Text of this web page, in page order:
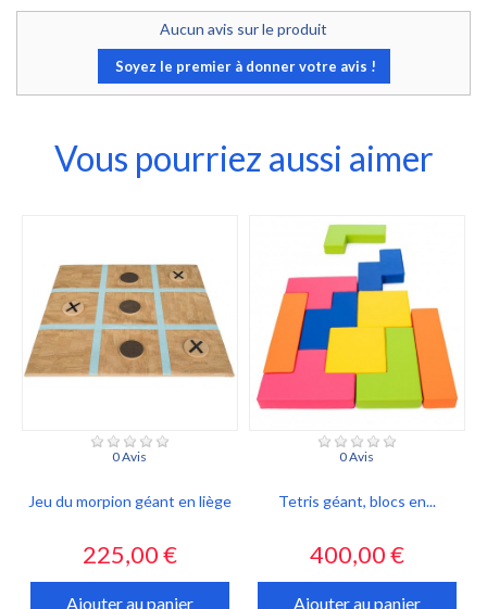
Aucun avis sur le produit
Soyez le premier à donner votre avis !
Vous pourriez aussi aimer
0 Avis
Jeu du morpion géant en liège
Prix
225,00 €
Ajouter au panier
0 Avis
Tetris géant, blocs en...
Prix
400,00 €
Ajouter au panier